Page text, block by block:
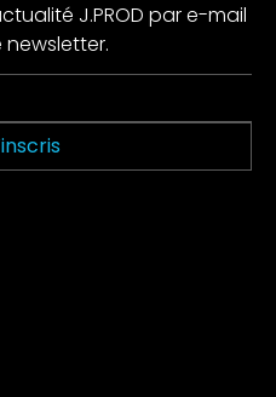
J.PROD par e-mail